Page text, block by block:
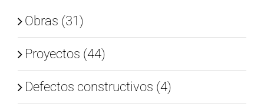
Obras (31)
Proyectos (44)
Defectos constructivos (4)